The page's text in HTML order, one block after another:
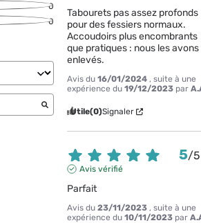
0
0
Tabourets pas assez profonds
pour des fessiers normaux.
Accoudoirs plus encombrants
que pratiques : nous les avons
enlevés.
Avis du16/01/2024 , suite à une
expérience du19/12/2023 par
Utile(0)Signaler
5/5
Avis vérifié
Parfait
Avis du23/11/2023 , suite à une
expérience du10/11/2023 par